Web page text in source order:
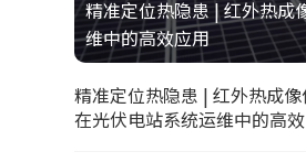
精准定位热隐患 | 红外热成
维中的高效应用
精准定位热隐患 | 红外热成像
在光伏电站系统运维中的高